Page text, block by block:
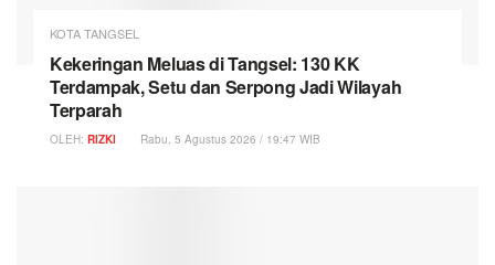
KOTA TANGSEL
Kekeringan Meluas di Tangsel: 130 KK
Terdampak, Setu dan Serpong Jadi Wilayah
Terparah
OLEH: RIZKI Rabu, 5 Agustus 2026 / 19:47 WIB